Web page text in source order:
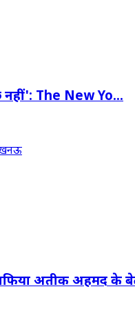
नहीं': The New Yo...
अतीक अहमद के